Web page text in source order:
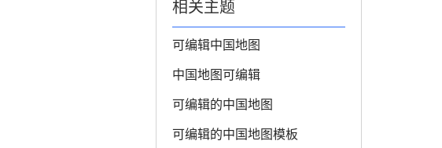
相关主题
可编辑中国地图
中国地图可编辑
可编辑的中国地图
可编辑的中国地图模板